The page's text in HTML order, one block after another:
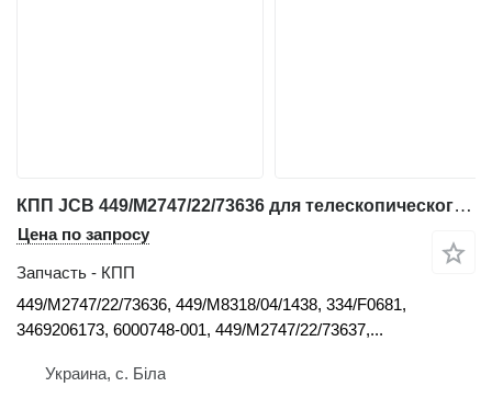
КПП JCB 449/M2747/22/73636 для телескопического погрузчика JCB 530, 531-70, 535-125, 535-140, 541-70
Цена по запросу
Запчасть - КПП
449/M2747/22/73636, 449/M8318/04/1438, 334/F0681,
3469206173, 6000748-001, 449/M2747/22/73637,...
Украина, с. Біла